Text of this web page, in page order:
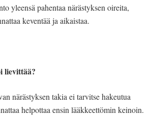
yleensä pahentaa närästyksen oireita,
keventää ja aikaistaa.
lievittää?
närästyksen takia ei tarvitse hakeutua
helpottaa ensin lääkkeettömin keinoin.